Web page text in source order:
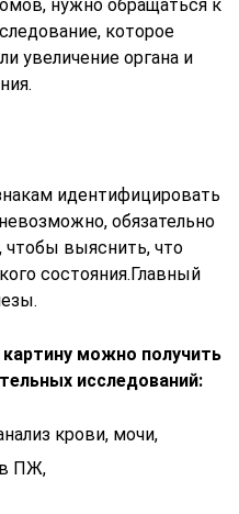
нужно обращаться к
которое
увеличение органа и
идентифицировать
обязательно
чтобы выяснить, что
состояния.Главный
можно получить
исследований:
крови, мочи,
ПЖ,